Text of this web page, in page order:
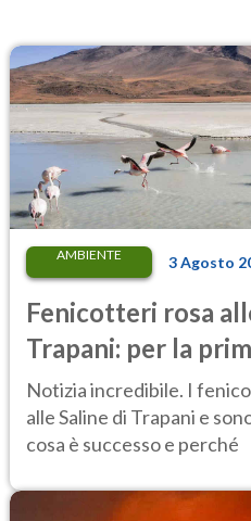
AMBIENTE 3 Agosto
Fenicotteri rosa
Trapani: per la
tre pulcini nella
Notizia incredibile. I
alle Saline di Trapani e
cosa è successo e perché